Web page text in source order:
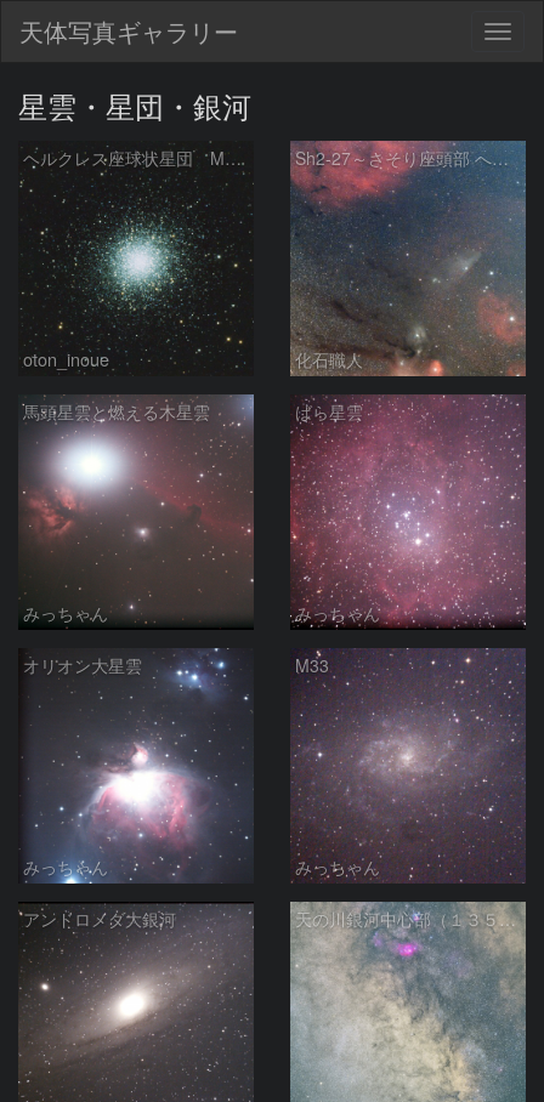
天体写真ギャラリー
星雲・星団・銀河
ヘルクレス座球状星団 M１３（RGB合成）
oton_inoue
Sh2-27～さそり座頭部 へびつかい座 さそり座
化石職人
馬頭星雲と燃える木星雲
みっちゃん
ばら星雲
みっちゃん
オリオン大星雲
みっちゃん
M33
みっちゃん
アンドロメダ大銀河 天の川銀河中心部（１３５ｍｍ）